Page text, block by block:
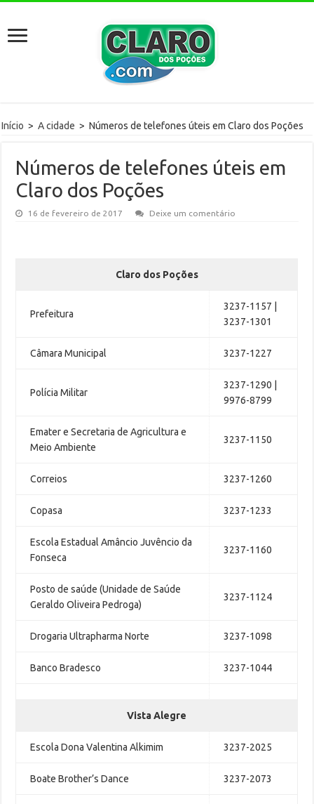
Início > A cidade > Números de telefones úteis em Claro dos Poções
Números de telefones úteis em
Claro dos Poções
16 de fevereiro de 2017 Deixe um comentário
Claro dos Poções
Prefeitura
3237-1157 |
3237-1301
Câmara Municipal 3237-1227
Polícia Militar
3237-1290 |
9976-8799
Emater e Secretaria de Agricultura e
Meio Ambiente
3237-1150
Correios 3237-1260
Copasa 3237-1233
Escola Estadual Amâncio Juvêncio da
Fonseca
3237-1160
Posto de saúde (Unidade de Saúde
Geraldo Oliveira Pedroga)
3237-1124
Drogaria Ultrapharma Norte 3237-1098
Banco Bradesco 3237-1044
Vista Alegre
Escola Dona Valentina Alkimim 3237-2025
Boate Brother’s Dance 3237-2073